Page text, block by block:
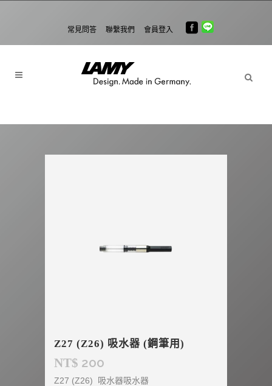
常見問答 聯繫我們 會員登入
Z27 (Z26) 吸水器 (鋼筆用)
NT$ 200
Z27 (Z26) 吸水器吸水器